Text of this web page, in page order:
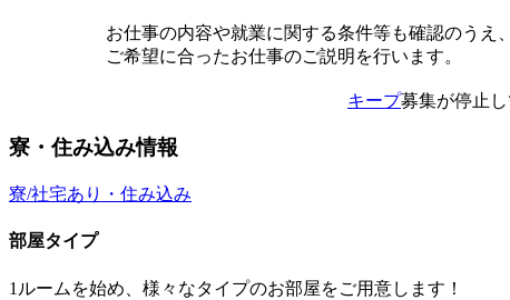
お仕事の内容や就業に関する条件等も確認のうえ、
ご希望に合ったお仕事のご説明を行います。
キープ募集が停止
寮・住み込み情報
寮/社宅あり・住み込み
部屋タイプ
1ルームを始め、様々なタイプのお部屋をご用意します！